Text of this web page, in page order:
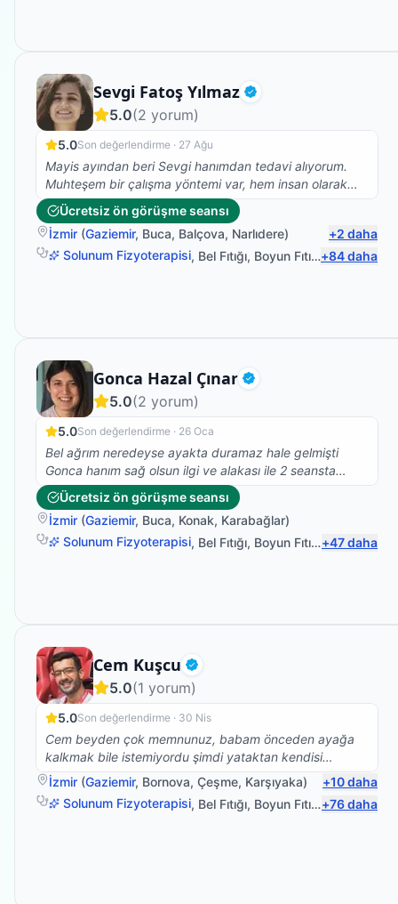
Sevgi Fatoş Yılmaz Doğrulanmış
Fizyoterapist
5.0(2 yorum)
5.0Son değerlendirme · 27 Ağu
Mayis ayından beri Sevgi hanımdan tedavi alıyorum.
Muhteşem bir çalışma yöntemi var, hem insan olarak
hemde profesyonel olarak çok taktir ediyorum. Ve
kesinlikle fizik tedavi, Kuru iğne, eksersiz ihtiyacı olan
herkese tavsiye ediyorum.
Ücretsiz ön görüşme seansı
İzmir (Gaziemir, Buca, Balçova, Narlıdere) +2 daha
Solunum Fizyoterapisi, Bel Fıtığı, Boyun Fıtığı ,Omuz Bağ
+84daha
Gonca Hazal Çınar Doğrulanmış
Fizyoterapist
5.0(2 yorum)
5.0Son değerlendirme · 26 Oca
Bel ağrım neredeyse ayakta duramaz hale gelmişti
Gonca hanım sağ olsun ilgi ve alakası ile 2 seansta
belimdeki ağrı ve bacaklarımdaki çekmeler sona erdi
fizyoterapi hareketlerime devam ediyorum ve kendimi
daha formda hissediyorum teşekkürler Gonca hanım
Ücretsiz ön görüşme seansı
İzmir (Gaziemir, Buca, Konak, Karabağlar)
Solunum Fizyoterapisi, Bel Fıtığı, Boyun Fıtığı ,Sırt Ağrısı
+47daha
Cem Kuşcu Doğrulanmış
Fizyoterapist
5.0(1 yorum)
5.0Son değerlendirme · 30 Nis
Cem beyden çok memnunuz, babam önceden ayağa
kalkmak bile istemiyordu şimdi yataktan kendisi
kalkıyor yan koltuğa geçiyor, hareket etme konusunda
daha istekli. Çok teşekkür ederiz.
İzmir (Gaziemir, Bornova, Çeşme, Karşıyaka) +10daha
Solunum Fizyoterapisi, Bel Fıtığı, Boyun Fıtığı ,Omuz Bağ
+76daha